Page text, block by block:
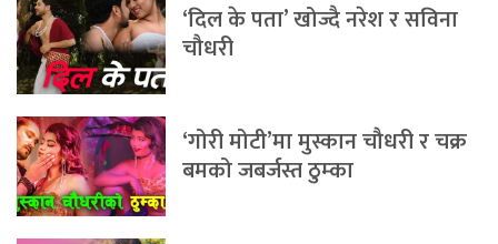
‘दिल के पता’ खोज्दै नरेश र सविना
चौधरी
‘गोरी मोटी’मा मुस्कान चौधरी र चक्र
बमको जबर्जस्त ठुम्का